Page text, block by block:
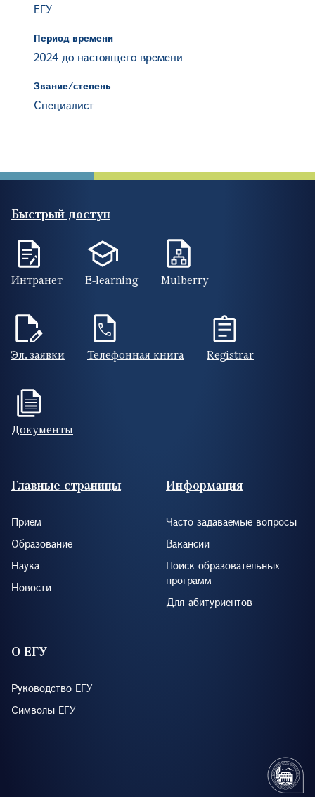
ЕГУ
Период времени
2024 до настоящего времени
Звание/степень
Специалист
Быстрый доступ
Интранет E-learning Mulberry
Эл. заявки Телефонная книга Registrar
Документы
Footer (RUS)
Главные страницы
Прием
Образование
Наука
Новости
Информация
Часто задаваемые вопросы
Вакансии
Поиск образовательных
программ
Для абитуриентов
О ЕГУ
Руководство ЕГУ
Символы ЕГУ